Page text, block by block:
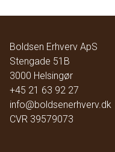
Boldsen Erhverv ApS
Stengade 51B
3000 Helsingør
+45 21 63 92 27
info@boldsenerhverv.dk
CVR 39579073